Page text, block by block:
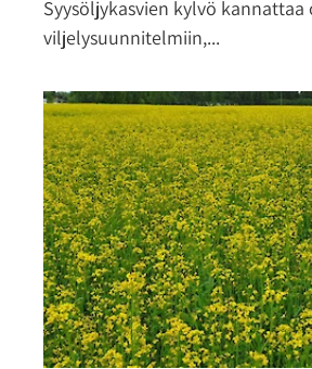
Syysöljykasvien kylvö
viljelysuunnitelmiin,...